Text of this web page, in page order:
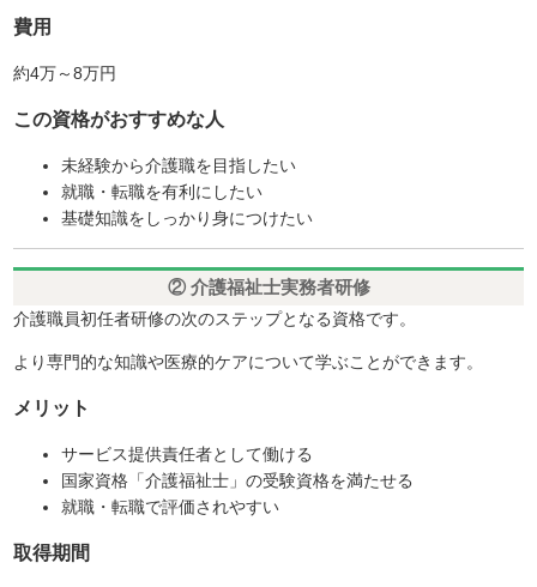
費用
約4万～8万円
この資格がおすすめな人
未経験から介護職を目指したい
就職・転職を有利にしたい
基礎知識をしっかり身につけたい
② 介護福祉士実務者研修
介護職員初任者研修の次のステップとなる資格です。
より専門的な知識や医療的ケアについて学ぶことができます。
メリット
サービス提供責任者として働ける
国家資格「介護福祉士」の受験資格を満たせる
就職・転職で評価されやすい
取得期間